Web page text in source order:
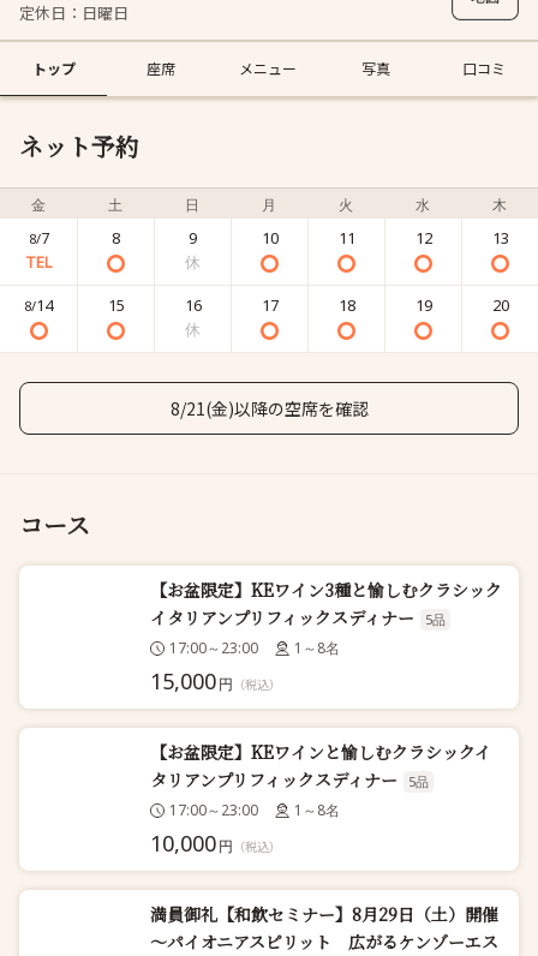
定休日：日曜日
トップ 座席 メニュー 写真 口コミ
ネット予約
金 土 日 月 火 水 木
8/7 8 9 10 11 12 13
8/14 15 16 17 18 19 20
8/21(金)以降の空席を確認
コース
【お盆限定】KEワイン3種と愉しむクラシック
イタリアンプリフィックスディナー
5品
17:00～23:00 1～8名
15,000円 （税込）
【お盆限定】KEワインと愉しむクラシックイ
タリアンプリフィックスディナー
5品
17:00～23:00 1～8名
10,000円 （税込）
満員御礼【和飲セミナー】8月29日（土）開催
～パイオニアスピリット 広がるケンゾーエス